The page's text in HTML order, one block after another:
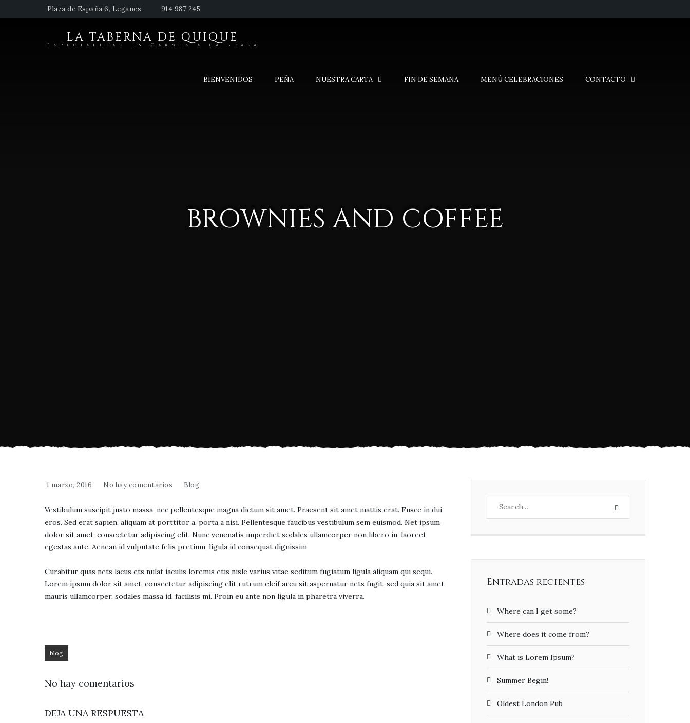
Plaza de España 6, Leganes 914 987 245
LA TABERNA DE QUIQUE
Especialidad en Carnes a la brasa
BIENVENIDOS PEÑA NUESTRA CARTA FIN DE SEMANA MENÚ CELEBRACIONES CONTACTO
BROWNIES AND COFFEE
1 marzo, 2016 No hay comentarios Blog
Vestibulum suscipit justo massa, nec pellentesque magna dictum sit amet. Praesent sit amet mattis erat. Fusce in dui
eros. Sed erat sapien, aliquam at porttitor a, porta a nisi. Pellentesque faucibus vestibulum sem euismod. Net ipsum
dolor sit amet, consectetur adipiscing elit. Nunc venenatis imperdiet sodales ullamcorper non libero in, laoreet
egestas ante. Aenean id vulputate felis pretium, ligula id consequat dignissim.
Curabitur quas nets lacus ets nulat iaculis loremis etis nisle varius vitae seditum fugiatum ligula aliquam qui sequi.
Lorem ipsum dolor sit amet, consectetur adipiscing elit rutrum eleif arcu sit aspernatur nets fugit, sed quia sit amet
mauris ullamcorper, sodales massa id, facilisis mi. Proin eu ante non ligula in pharetra viverra.
blog
No hay comentarios
DEJA UNA RESPUESTA
Entradas recientes
Where can I get some?
Where does it come from?
What is Lorem Ipsum?
Summer Begin!
Oldest London Pub